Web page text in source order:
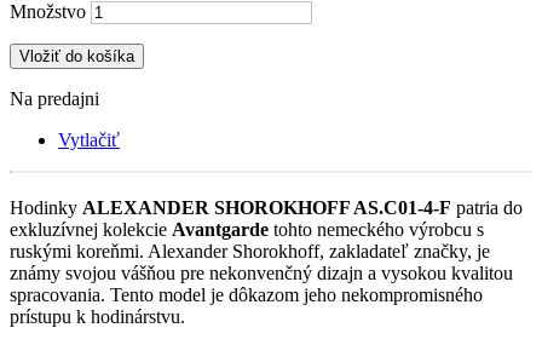
Množstvo
Vložiť do košíka
Na predajni
Vytlačiť
Hodinky ALEXANDER SHOROKHOFF AS.C01-4-F patria do
exkluzívnej kolekcie Avantgarde tohto nemeckého výrobcu s
ruskými koreňmi. Alexander Shorokhoff, zakladateľ značky, je
známy svojou vášňou pre nekonvenčný dizajn a vysokou kvalitou
spracovania. Tento model je dôkazom jeho nekompromisného
prístupu k hodinárstvu.